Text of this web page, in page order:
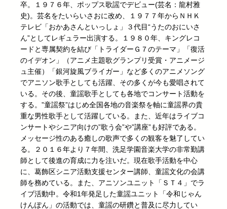
卒。１９７６年、ポップス歌謡でデビュー(芸名：龍村雅
史)。芸名をたいらいさおに改め、１９７７年からＮＨＫ
テレビ「おかあさんといっしょ」３代目“うたのおにいさ
ん”としてレギュラー出演する。１９８０年、キングレコ
ードと専属契約を結び「トライダーＧ７のテーマ」「復活
のイデオン」（アニメ主題歌グランプリ受賞・アニメージ
ュ主催）「銀河旋風ブライガー」など多くのアニメソング
でアニソン歌手としても活躍、その多くが今も愛唱されて
いる。その後、童謡歌手としても各地でコンサート活動を
する。”童謡祭”はじめ全国各地の音楽祭を軸に童謡界の貴
重な男性歌手として活躍している。また、近年はライブコ
ンサートやシニア向けの”歌う会”や”講座”も好評である。
メッセージ性のある癒しの歌声で多くの観客を魅了してい
る。２０１６年より７年間、洗足学園音楽大学の非常勤講
師として後進の育成に力を注いだ。現在歌手活動を中心
に、葛飾区シニア活動支援センター講師、童謡文化の会講
師を務めている。また、アニソンユニット「ＳＴ４」でラ
イブ活動中。令和1年発足した童謡ユニット「令和じゃん
けんぽん」の活動では、童謡の研鑽と普及に尽力してい